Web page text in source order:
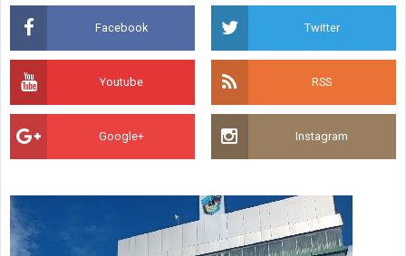
Facebook Twitter
Youtube RSS
Google+ Instagram